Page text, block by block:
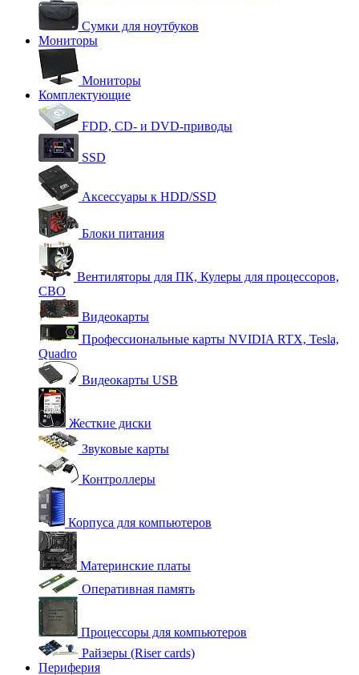
Сумки для ноутбуков
Мониторы
Мониторы
Комплектующие
FDD, CD- и DVD-приводы
SSD
Аксессуары к HDD/SSD
Блоки питания
Вентиляторы для ПК, Кулеры для процессоров,
СВО
Видеокарты
Профессиональные карты NVIDIA RTX, Tesla,
Quadro
Видеокарты USB
Жесткие диски
Звуковые карты
Контроллеры
Корпуса для компьютеров
Материнские платы
Оперативная память
Процессоры для компьютеров
Райзеры (Riser cards)
Периферия